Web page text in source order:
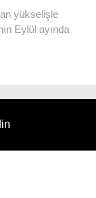
yükselişle
Eylül ayında